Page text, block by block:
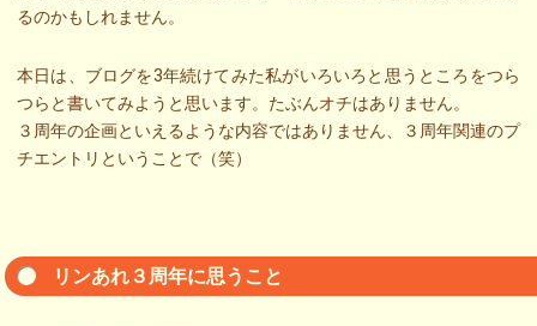
るのかもしれません。
本日は、ブログを3年続けてみた私がいろいろと思うところをつら
つらと書いてみようと思います。たぶんオチはありません。
３周年の企画といえるような内容ではありません、３周年関連のプ
チエントリということで（笑）
リンあれ３周年に思うこと